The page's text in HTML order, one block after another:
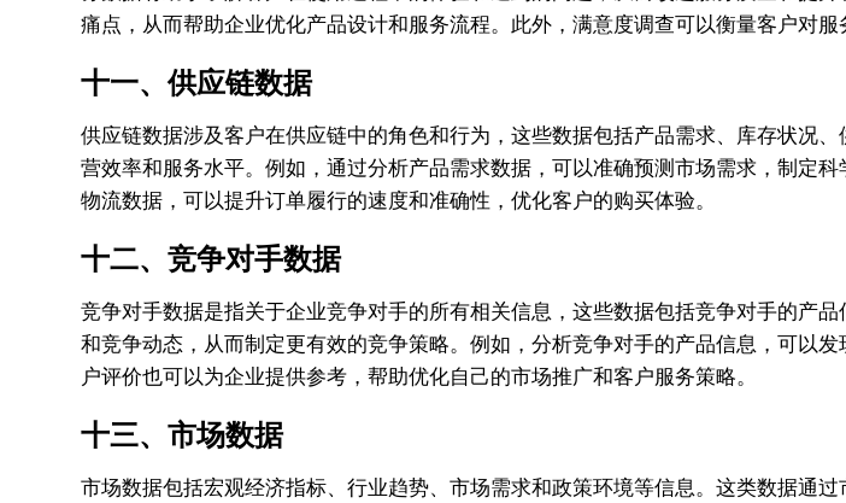
痛点，从而帮助企业优化产品设计和服务流程。此外，满意度调查可以衡量客户对服
十一、供应链数据
供应链数据涉及客户在供应链中的角色和行为，这些数据包括产品需求、库存状况
营效率和服务水平。例如，通过分析产品需求数据，可以准确预测市场需求，制定
物流数据，可以提升订单履行的速度和准确性，优化客户的购买体验。
十二、竞争对手数据
竞争对手数据是指关于企业竞争对手的所有相关信息，这些数据包括竞争对手的产
和竞争动态，从而制定更有效的竞争策略。例如，分析竞争对手的产品信息，可以
户评价也可以为企业提供参考，帮助优化自己的市场推广和客户服务策略。
十三、市场数据
市场数据包括宏观经济指标、行业趋势、市场需求和政策环境等信息。这类数据通